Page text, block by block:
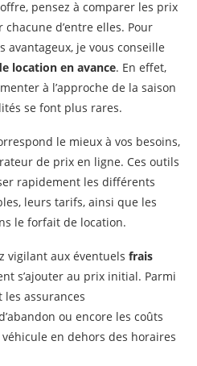
pensez à comparer les prix
d’entre elles. Pour
avantageux, je vous conseille
location en avance. En effet,
à l’approche de la saison
se font plus rares.
le mieux à vos besoins,
de prix en ligne. Ces outils
rapidement les différents
leurs tarifs, ainsi que les
le forfait de location.
vigilant aux éventuels frais
s’ajouter au prix initial. Parmi
assurances
ou encore les coûts
en dehors des horaires